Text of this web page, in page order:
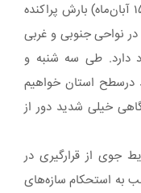
روزهای آینده گفت: تا فردا پیش از ظهر(۱۵ آبان‌ماه) بارش پراکنده
نواحی جنوبی و غربی
دارد. طی سه شنبه و
باد شدید درسطح استان خواهیم
خیلی شدید دور از
جوی از قرارگیری در
به استحکام سازه‌های